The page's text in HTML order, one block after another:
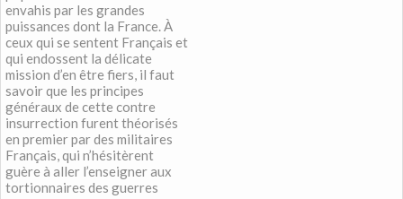
envahis par les grandes
puissances dont la France. À
ceux qui se sentent Français et
qui endossent la délicate
mission d’en être fiers, il faut
savoir que les principes
généraux de cette contre
insurrection furent théorisés
en premier par des militaires
Français, qui n’hésitèrent
guère à aller l’enseigner aux
tortionnaires des guerres